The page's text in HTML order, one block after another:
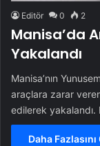
Editör 0 2
Manisa’da
Yakalandı
Manisa’nın
araçlara zarar
edilerek
Daha